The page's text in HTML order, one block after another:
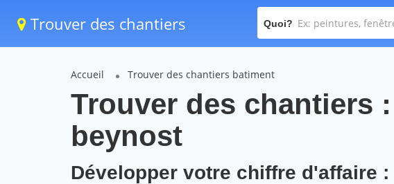
Trouver des chantiers Quoi?
Accueil Trouver des chantiers batiment
Trouver des chantiers
beynost
Développer votre chiffre d'affaire